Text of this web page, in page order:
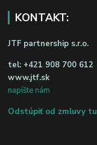
KONTAKT:
JTF partnership s.r.o.
tel: +421 908 700 612
www.jtf.sk
napíšte nám
Odstúpiť od zmluvy tu